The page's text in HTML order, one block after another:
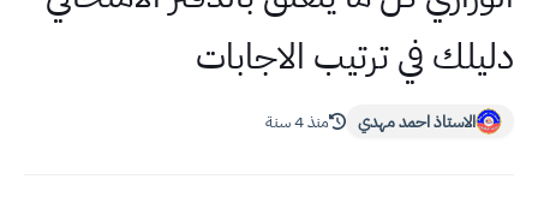
دليلك في ترتيب الاجابات
الاستاذ احمد مهدي منذ 4 سنة